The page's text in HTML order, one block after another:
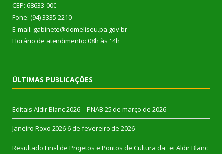
CEP: 68633-000
Fone: (94) 3335-2210
E-mail: gabinete@domeliseu.pa.gov.br
Horário de atendimento: 08h às 14h
ÚLTIMAS PUBLICAÇÕES
Editais Aldir Blanc 2026 – PNAB 25 de março de 2026
Janeiro Roxo 2026 6 de fevereiro de 2026
Resultado Final de Projetos e Pontos de Cultura da Lei Aldir Blanc